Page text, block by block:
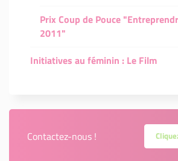
Prix Coup de Pouce
2011"
Initiatives au féminin : Le Film
Contactez-nous !